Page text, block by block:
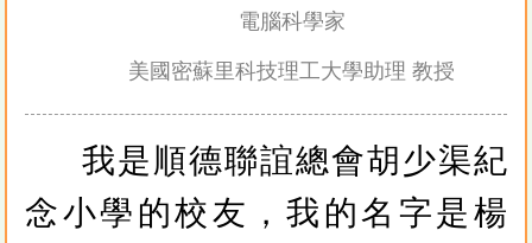
電腦科學家
美國密蘇里科技理工大學助理 教授
我是順德聯誼總會胡少渠紀
念小學的校友，我的名字是楊